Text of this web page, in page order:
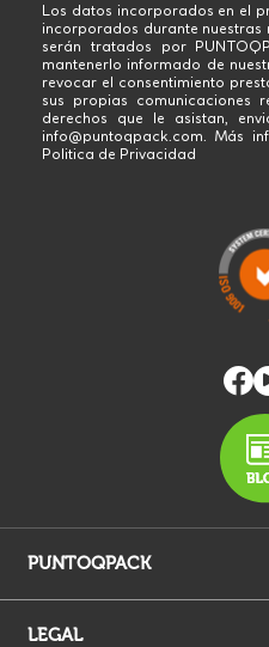
Los datos incorporados en el
incorporados durante nuestras
serán tratados por
mantenerlo informado de
revocar el consentimiento
sus propias comunicaciones
derechos que le asistan,
info@puntoqpack.com. Más
Politica de Privacidad
PUNTOQPACK
LEGAL